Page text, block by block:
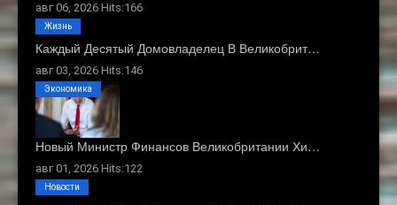
авг 06, 2026 Hits:166
Каждый Десятый Домовладелец В Великобрит…
авг 03, 2026 Hits:146
Жизнь
Новый Министр Финансов Великобритании Хи…
авг 01, 2026 Hits:122
Экономика
Новости